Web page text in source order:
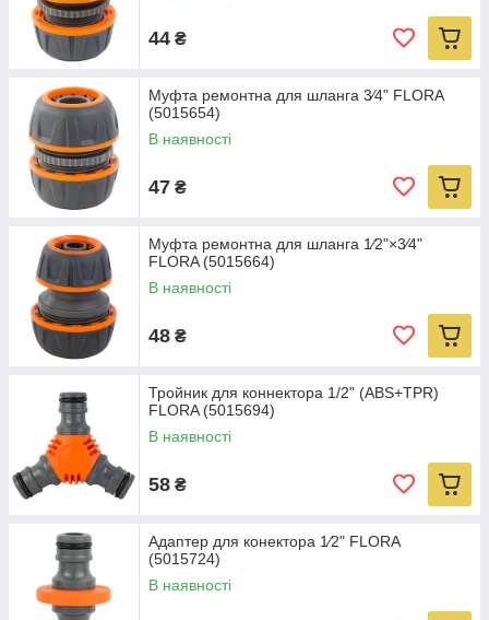
44 ₴
Муфта ремонтна для шланга 3⁄4" FLORA
(5015654)
В наявності
47 ₴
Муфта ремонтна для шланга 1⁄2"×3⁄4"
FLORA (5015664)
В наявності
48 ₴
Тройник для коннектора 1/2" (ABS+TPR)
FLORA (5015694)
В наявності
58 ₴
Адаптер для конектора 1⁄2" FLORA
(5015724)
В наявності